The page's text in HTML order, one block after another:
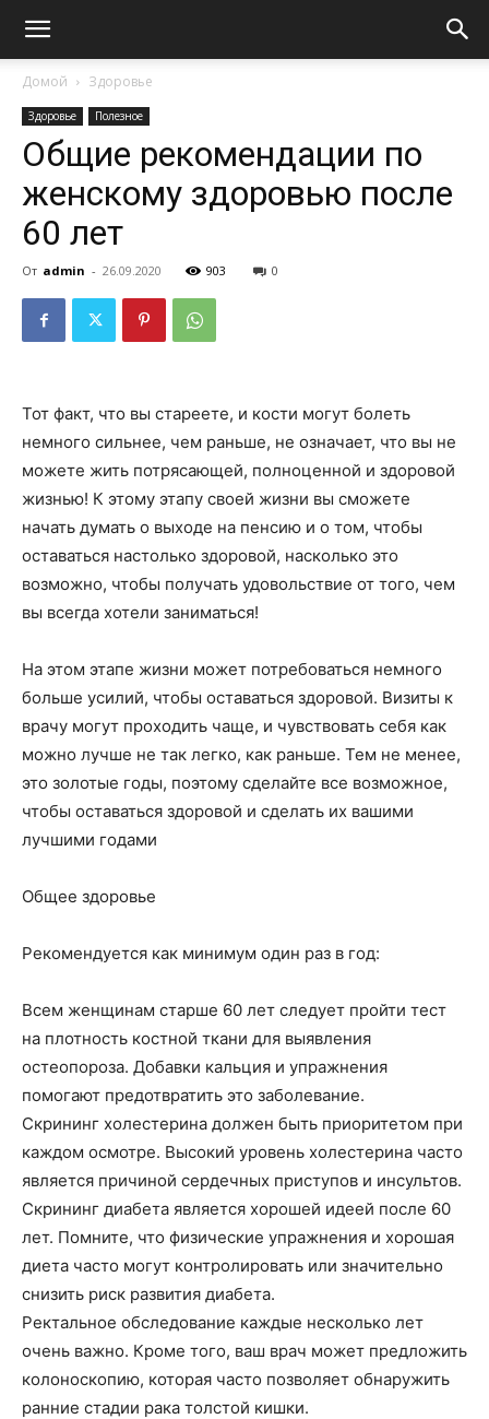
Домой Здоровье
Здоровье Полезное
Общие рекомендации по
женскому здоровью после
60 лет
От admin - 26.09.2020 903 0
Тот факт, что вы стареете, и кости могут болеть
немного сильнее, чем раньше, не означает, что вы не
можете жить потрясающей, полноценной и здоровой
жизнью! К этому этапу своей жизни вы сможете
начать думать о выходе на пенсию и о том, чтобы
оставаться настолько здоровой, насколько это
возможно, чтобы получать удовольствие от того, чем
вы всегда хотели заниматься!
На этом этапе жизни может потребоваться немного
больше усилий, чтобы оставаться здоровой. Визиты к
врачу могут проходить чаще, и чувствовать себя как
можно лучше не так легко, как раньше. Тем не менее,
это золотые годы, поэтому сделайте все возможное,
чтобы оставаться здоровой и сделать их вашими
лучшими годами
Общее здоровье
Рекомендуется как минимум один раз в год:
Всем женщинам старше 60 лет следует пройти тест
на плотность костной ткани для выявления
остеопороза. Добавки кальция и упражнения
помогают предотвратить это заболевание.
Скрининг холестерина должен быть приоритетом при
каждом осмотре. Высокий уровень холестерина часто
является причиной сердечных приступов и инсультов.
Скрининг диабета является хорошей идеей после 60
лет. Помните, что физические упражнения и хорошая
диета часто могут контролировать или значительно
снизить риск развития диабета.
Ректальное обследование каждые несколько лет
очень важно. Кроме того, ваш врач может предложить
колоноскопию, которая часто позволяет обнаружить
ранние стадии рака толстой кишки.